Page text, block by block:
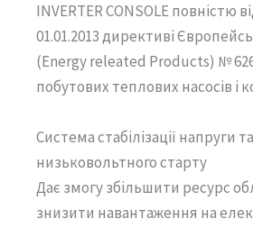
INVERTER CONSOLE повністю
01.01.2013 директиві
(Energy releated Products) №
побутових теплових насосів і
Система стабілізації напруги
низьковольтного старту
Дає змогу збільшити ресурс
знизити навантаження на